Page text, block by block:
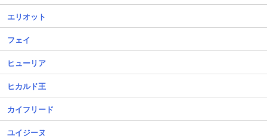
エリオット
フェイ
ヒューリア
ヒカルド王
カイフリード
ユイジーヌ